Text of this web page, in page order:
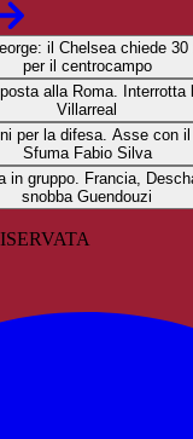
il Chelsea chiede
per il centrocampo
alla Roma. Interrotta
Villarreal
per la difesa. Asse con il
Sfuma Fabio Silva
in gruppo. Francia,
snobba Guendouzi